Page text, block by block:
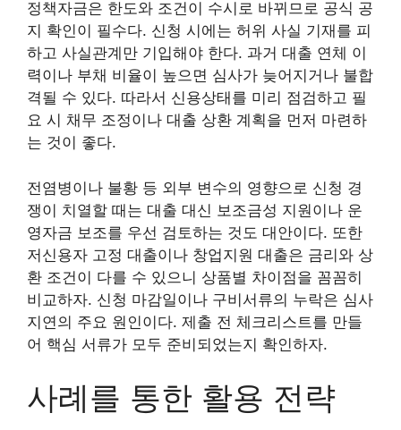
정책자금은 한도와 조건이 수시로 바뀌므로 공식 공
지 확인이 필수다. 신청 시에는 허위 사실 기재를 피
하고 사실관계만 기입해야 한다. 과거 대출 연체 이
력이나 부채 비율이 높으면 심사가 늦어지거나 불합
격될 수 있다. 따라서 신용상태를 미리 점검하고 필
요 시 채무 조정이나 대출 상환 계획을 먼저 마련하
는 것이 좋다.
전염병이나 불황 등 외부 변수의 영향으로 신청 경
쟁이 치열할 때는 대출 대신 보조금성 지원이나 운
영자금 보조를 우선 검토하는 것도 대안이다. 또한
저신용자 고정 대출이나 창업지원 대출은 금리와 상
환 조건이 다를 수 있으니 상품별 차이점을 꼼꼼히
비교하자. 신청 마감일이나 구비서류의 누락은 심사
지연의 주요 원인이다. 제출 전 체크리스트를 만들
어 핵심 서류가 모두 준비되었는지 확인하자.
사례를 통한 활용 전략